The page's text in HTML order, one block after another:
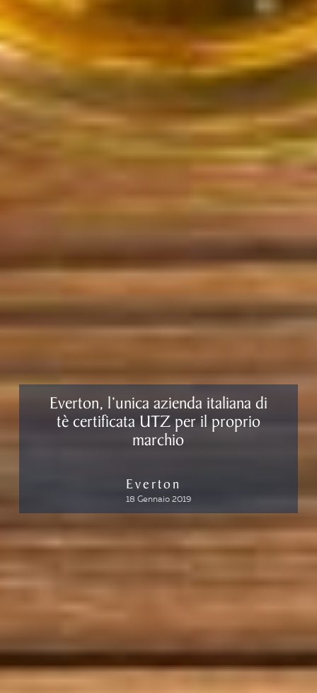
Everton, l’unica azienda italiana di
tè certificata UTZ per il proprio
marchio
Everton
18 Gennaio 2019